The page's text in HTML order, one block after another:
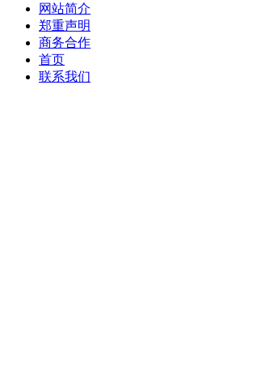
网站简介
郑重声明
商务合作
首页
联系我们